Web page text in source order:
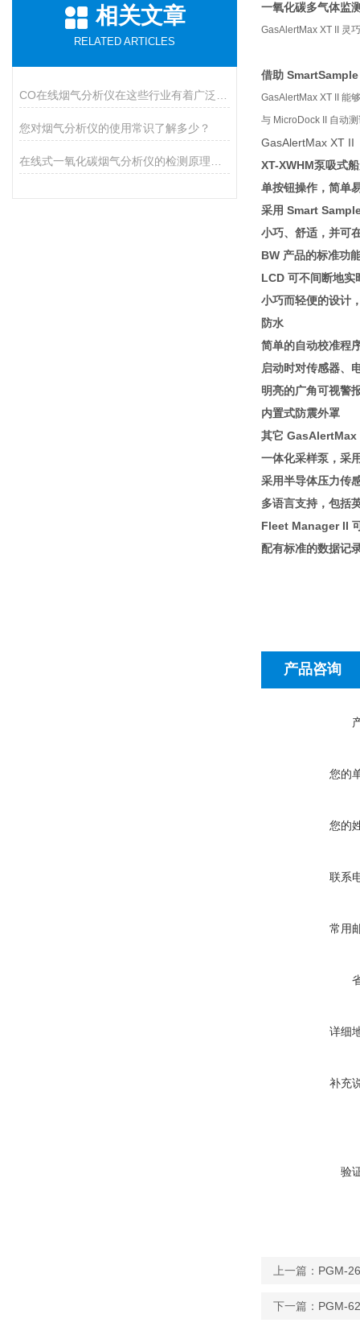
相关文章
RELATED ARTICLES
您对烟气分析仪的使用常识了解多少？
一氧化碳多气体监
GasAlertMax XT II 灵
借助
GasAlertMax XT II 能
与 MicroDock II 自动
GasAlertMax XT II
XT-XWHM泵吸式
单按钮操作，简单
采用 Smart
小巧、舒适，并可
BW 产品的标准功
LCD 可不间断地实
小巧而轻便的设计
防水
简单的自动校准程
启动时对传感器、
明亮的广角可视警
内置式防震外罩
其它 GasAlertMax
一体化采样泵，采
采用半导体压力传
多语言支持，包括
Fleet Manager II
配有标准的数据记
产品咨询
您的
您的
联系
常用
详细
补充
验
上一篇： PGM-
下一篇： PGM-